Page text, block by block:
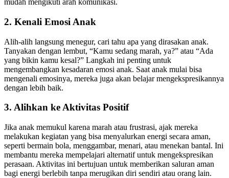
mudah mengikuti arah komunikasi.
2. Kenali Emosi Anak
Alih-alih langsung menegur, cari tahu apa yang dirasakan anak.
Tanyakan dengan lembut, “Kamu sedang marah, ya?” atau “Ada
yang bikin kamu kesal?” Langkah ini penting untuk
mengembangkan kesadaran emosi anak. Saat anak mulai bisa
mengenali emosinya, mereka juga akan belajar mengekspresikannya
dengan lebih baik.
3. Alihkan ke Aktivitas Positif
Jika anak memukul karena marah atau frustrasi, ajak mereka
melakukan kegiatan yang bisa menyalurkan energi secara aman,
seperti bermain bola, menggambar, menari, atau menekan bantal. Ini
membantu mereka mempelajari alternatif untuk mengekspresikan
perasaan. Aktivitas ini bertujuan untuk memberikan saluran aman
bagi energi berlebih tanpa merugikan diri sendiri atau orang lain.